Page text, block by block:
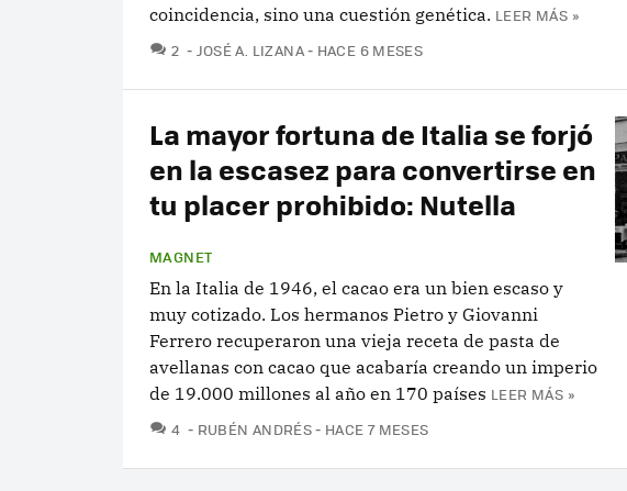
coincidencia, sino una cuestión genética. LEER MÁS »
2 COMENTARIOS
JOSÉ A. LIZANA HACE 6 MESES
La mayor fortuna de Italia se forjó
en la escasez para convertirse en
tu placer prohibido: Nutella
MAGNET
En la Italia de 1946, el cacao era un bien escaso y
muy cotizado. Los hermanos Pietro y Giovanni
Ferrero recuperaron una vieja receta de pasta de
avellanas con cacao que acabaría creando un imperio
de 19.000 millones al año en 170 países LEER MÁS »
4 COMENTARIOS
RUBÉN ANDRÉS HACE 7 MESES